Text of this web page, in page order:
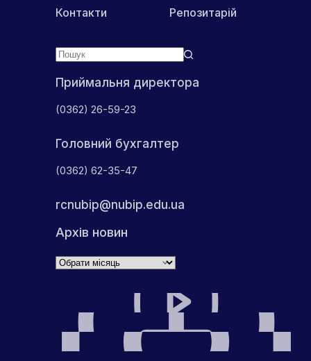
Приймальня директора
(0362) 26-59-23
Головний бухгалтер
(0362) 62-35-47
rcnubip@nubip.edu.ua
Архів новин
Архіви
Контакти
Репозитарій